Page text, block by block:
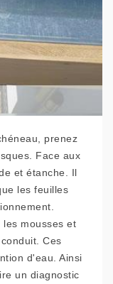
prenez
Face aux
et étanche. Il
les feuilles
les mousses et
Ces
d'eau. Ainsi
un diagnostic